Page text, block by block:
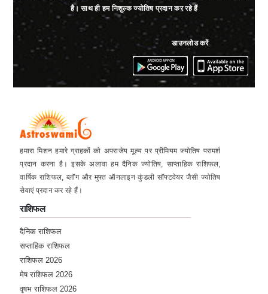
है। साथ ही हम निशुल्क ज्योतिष प्रदान कर रहे हैं
डाउनलोड करें
हमारा मिशन हमारे ग्राहकों को अपराजेय मूल्य पर प्रीमियम ज्योतिष परामर्श
प्रदान करना है। इसके अलावा हम दैनिक ज्योतिष, साप्ताहिक राशिफल,
वार्षिक राशिफल, ब्लॉग और मुफ्त ऑनलाइन कुंडली सॉफ्टवेयर जैसी ज्योतिष
सेवाएं प्रदान कर रहे हैं।
राशिफल
दैनिक राशिफल
सप्ताहिक राशिफल
राशिफल 2026
मेष राशिफल 2026
वृषभ राशिफल 2026